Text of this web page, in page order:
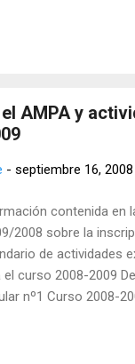
AMPA y
- septiembre 16, 2008
contenida en
2008 sobre la
de actividades
el curso 2008-2009
nº1 Curso 2008-
Del 22 al 26 de